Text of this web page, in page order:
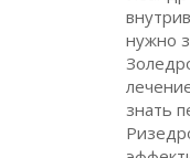
нужно
знать